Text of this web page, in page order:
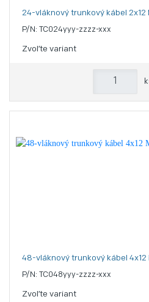
24-vláknový trunkový kábel 2x12
P/N: TC024yyy-zzzz-xxx
Zvoľte variant
48-vláknový trunkový kábel 4x12
P/N: TC048yyy-zzzz-xxx
Zvoľte variant